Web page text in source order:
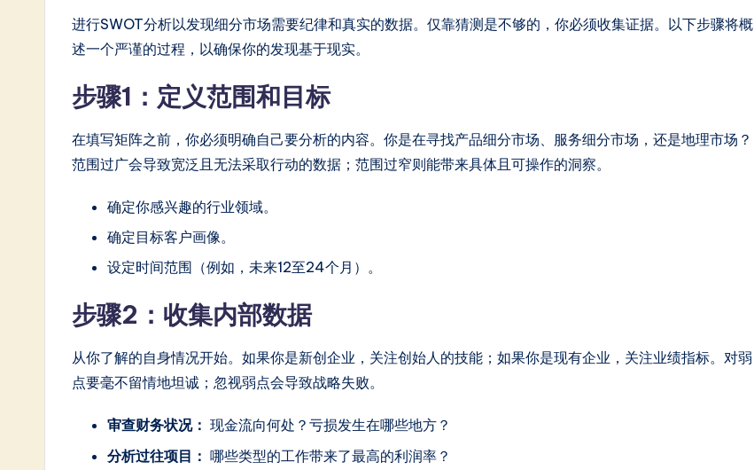
进行SWOT分析以发现细分市场需要纪律和真实的数据。仅靠猜测是不够的，你必须收集证据。以下步骤将概
述一个严谨的过程，以确保你的发现基于现实。
步骤1：定义范围和目标
在填写矩阵之前，你必须明确自己要分析的内容。你是在寻找产品细分市场、服务细分市场，还是地理市场？
范围过广会导致宽泛且无法采取行动的数据；范围过窄则能带来具体且可操作的洞察。
确定你感兴趣的行业领域。
确定目标客户画像。
设定时间范围（例如，未来12至24个月）。
步骤2：收集内部数据
从你了解的自身情况开始。如果你是新创企业，关注创始人的技能；如果你是现有企业，关注业绩指标。对弱
点要毫不留情地坦诚；忽视弱点会导致战略失败。
审查财务状况： 现金流向何处？亏损发生在哪些地方？
分析过往项目： 哪些类型的工作带来了最高的利润率？